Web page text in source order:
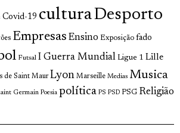
Covid-19 culturaDesporto
Empresas Ensino Exposição fado
Futsal I Guerra Mundial Ligue 1 Lille
de Saint Maur Lyon Marseille Medias Musica
Germain Poesia política PS PSD PSG Religião